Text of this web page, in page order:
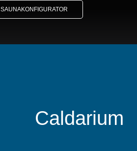
SAUNAKONFIGURATOR
Caldarium